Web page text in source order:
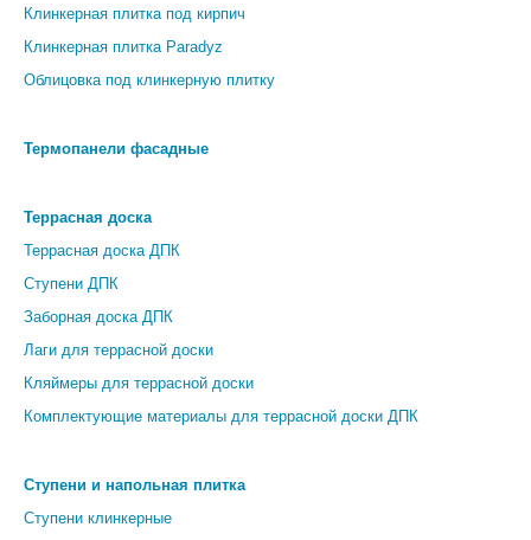
Клинкерная плитка под кирпич
Клинкерная плитка Paradyz
Облицовка под клинкерную плитку
Термопанели фасадные
Террасная доска
Террасная доска ДПК
Ступени ДПК
Заборная доска ДПК
Лаги для террасной доски
Кляймеры для террасной доски
Комплектующие материалы для террасной доски ДПК
Ступени и напольная плитка
Ступени клинкерные